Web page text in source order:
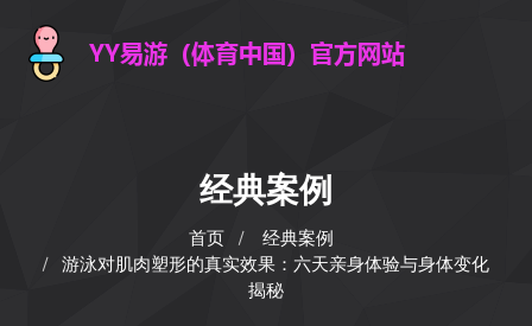
经典案例
首页
经典案例
游泳对肌肉塑形的真实效果：六天亲身体验与身体变化
揭秘